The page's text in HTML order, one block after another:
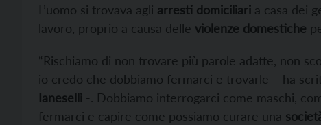
L’uomo si trovava agli arresti domiciliari a casa dei
lavoro, proprio a causa delle violenze domestiche
“Rischiamo di non trovare più parole adatte, non
io credo che dobbiamo fermarci e trovarle – ha
Ianeselli -. Dobbiamo interrogarci come maschi,
fermarci e capire come possiamo curare una